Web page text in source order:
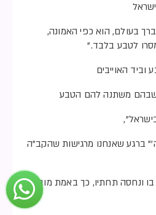
בעולם, הוא כפי האמונה,
לטבע בלבד.”
האוייבים
שבהם משתנה להם הטבע
ברגע שאנחנו מרגישות שהקב”ה
בו ונחסה תחתיו, כך באמת מובטח